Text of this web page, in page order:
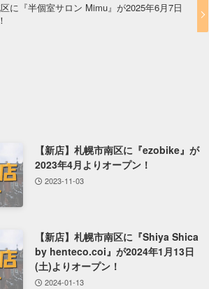
区に『半個室サロン Mimu』が2025年6月7日
【新店】札幌市南区に『ezobike』が
2023年4月よりオープン！
2023-11-03
【新店】札幌市南区に『Shiya Shica
by henteco.coi』が2024年1月13日
(土)よりオープン！
2024-01-13